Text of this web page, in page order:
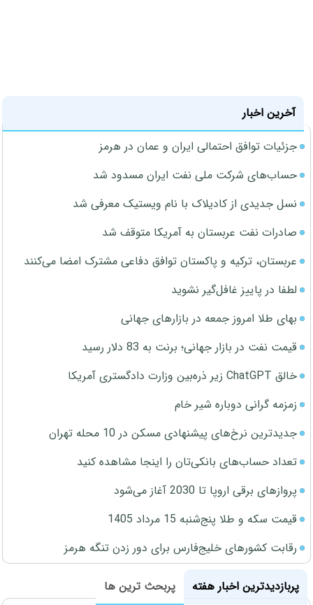
آخرین اخبار
جزئیات توافق احتمالی ایران و عمان در هرمز
حساب‌های شرکت ملی نفت ایران مسدود شد
نسل جدیدی از کادیلاک با نام ویستیک معرفی شد
صادرات نفت عربستان به آمریکا متوقف شد
عربستان، ترکیه و پاکستان توافق دفاعی مشترک امضا می‌کنند
لطفا در پاییز غافل‌گیر نشوید
بهای طلا امروز جمعه در بازارهای جهانی
قیمت نفت در بازار جهانی؛ برنت به 83 دلار رسید
خالق ChatGPT زیر ذره‌بین وزارت دادگستری آمریکا
زمزمه گرانی دوباره شیر خام
جدیدترین نرخ‌های پیشنهادی مسکن در 10 محله تهران
تعداد حساب‌های بانکی‌تان را اینجا مشاهده کنید
پروازهای برقی اروپا تا 2030 آغاز می‌شود
قیمت سکه و طلا پنج‌شنبه 15 مرداد 1405
رقابت کشورهای خلیج‌فارس برای دور زدن تنگه هرمز
پربازدیدترین اخبار هفته
پربحث ترین ها